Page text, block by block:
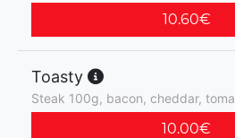
10.60€
Toasty
Steak 100g, bacon, cheddar,
10.00€